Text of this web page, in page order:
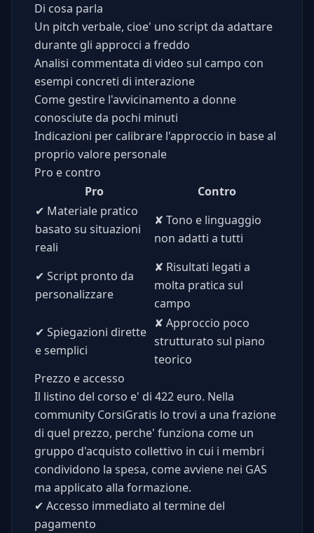
Di cosa parla
Un pitch verbale, cioe' uno script da adattare
durante gli approcci a freddo
Analisi commentata di video sul campo con
esempi concreti di interazione
Come gestire l'avvicinamento a donne
conosciute da pochi minuti
Indicazioni per calibrare l'approccio in base al
proprio valore personale
Pro e contro
Pro
Contro
✔ Materiale pratico
basato su situazioni
reali
✘ Tono e linguaggio
non adatti a tutti
✔ Script pronto da
personalizzare
✘ Risultati legati a
molta pratica sul
campo
✔ Spiegazioni dirette
e semplici
✘ Approccio poco
strutturato sul piano
teorico
Prezzo e accesso
Il listino del corso e' di 422 euro. Nella
community CorsiGratis lo trovi a una frazione
di quel prezzo, perche' funziona come un
gruppo d'acquisto collettivo in cui i membri
condividono la spesa, come avviene nei GAS
ma applicato alla formazione.
✔ Accesso immediato al termine del
pagamento